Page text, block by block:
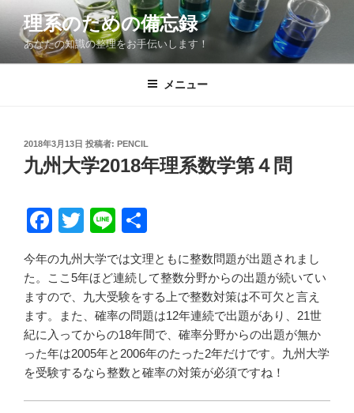
ン
ン
理系のための備忘録
あなたの知識の整理をお手伝いします！
メニュー
投
稿
日:
2018年3月13日 投稿者: PENCIL
九州大学2018年理系数学第４問
F
a
c
e
b
o
o
k
T
wi
tt
er
Li
e
有
今年の九州大学では文理ともに整数問題が出題されまし
た。ここ5年ほど連続して整数分野からの出題が続いてい
ますので、九大受験をする上で整数対策は不可欠と言え
ます。また、確率の問題は12年連続で出題があり、21世
紀に入ってからの18年間で、確率分野からの出題が無か
った年は2005年と2006年のたった2年だけです。九州大学
を受験するなら整数と確率の対策が必須ですね！